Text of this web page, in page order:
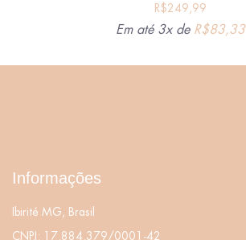
R$249,99
Em até 3x de R$83,33
Informações
Ibirité MG, Brasil
CNPJ: 17.884.379/0001-42